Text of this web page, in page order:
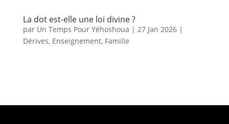
La dot est-elle une loi divine ?
par Un Temps Pour Yéhoshoua | 27 Jan 2026|
Dérives, Enseignement, Famille